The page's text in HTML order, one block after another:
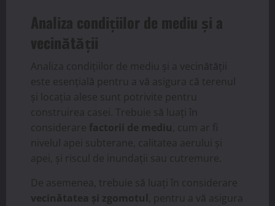
Analiza condițiilor de mediu și a
vecinătății
Analiza condițiilor de mediu și a vecinătății
este esențială pentru a vă asigura că terenul
și locația alese sunt potrivite pentru
construirea casei. Trebuie să luați în
considerare factorii de mediu , cum ar fi
nivelul apei subterane, calitatea aerului și
apei, și riscul de inundații sau cutremure.
De asemenea, trebuie să luați în considerare
vecinătatea și zgomotul , pentru a vă asigura